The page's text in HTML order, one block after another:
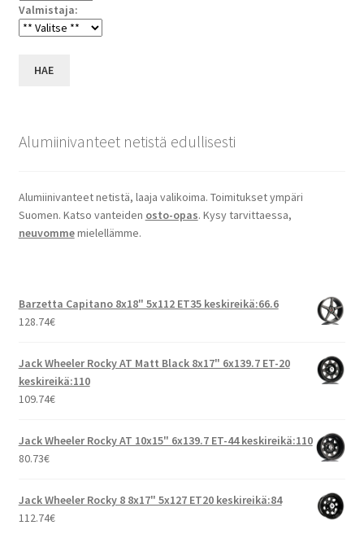
Valmistaja:
HAE
Alumiinivanteet netistä edullisesti
Alumiinivanteet netistä, laaja valikoima. Toimitukset ympäri
Suomen. Katso vanteiden osto-opas. Kysy tarvittaessa,
neuvommemielellämme.
Barzetta Capitano 8x18" 5x112 ET35 keskireikä:66.6
128.74€
Jack Wheeler Rocky AT Matt Black 8x17" 6x139.7 ET-20
keskireikä:110
109.74€
Jack Wheeler Rocky AT 10x15" 6x139.7 ET-44 keskireikä:110
80.73€
Jack Wheeler Rocky 8 8x17" 5x127 ET20 keskireikä:84
112.74€